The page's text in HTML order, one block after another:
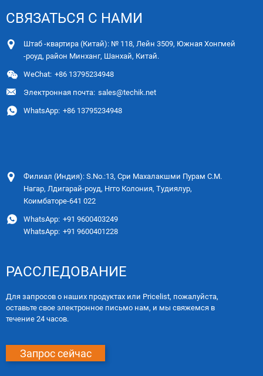
СВЯЗАТЬСЯ С НАМИ
Штаб -квартира (Китай): № 118, Лейн 3509, Южная Хонгмей
-роуд, район Минханг, Шанхай, Китай.
WeChat: +86 13795234948
Электронная почта: sales@techik.net
WhatsApp: +86 13795234948
Филиал (Индия): S.No.:13, Сри Махалакшми Пурам С.М.
Нагар, Лдигарай-роуд, Нгго Колония, Тудиялур,
Коимбаторе-641 022
WhatsApp: +91 9600403249
WhatsApp: +91 9600401228
РАССЛЕДОВАНИЕ
Для запросов о наших продуктах или Pricelist, пожалуйста,
оставьте свое электронное письмо нам, и мы свяжемся в
течение 24 часов.
Запрос сейчас